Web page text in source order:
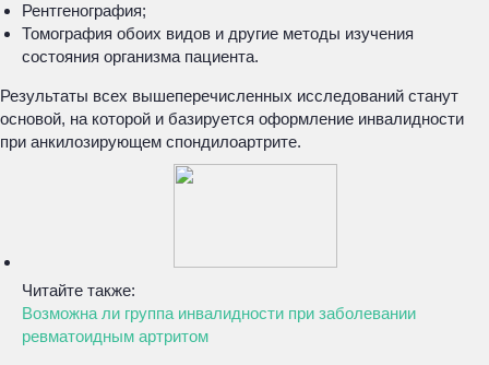
Рентгенография;
Томография обоих видов и другие методы изучения
состояния организма пациента.
Результаты всех вышеперечисленных исследований станут
основой, на которой и базируется оформление инвалидности
при анкилозирующем спондилоартрите.
Читайте также:
Возможна ли группа инвалидности при заболевании
ревматоидным артритом